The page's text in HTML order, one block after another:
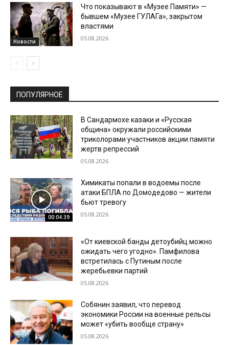
Новости
Что показывают в «Музее Памяти» —
бывшем «Музее ГУЛАГа», закрытом
властями
05.08.2026
ПОПУЛЯРНОЕ
В Сандармохе казаки и «Русская
община» окружали российскими
триколорами участников акции памяти
жертв репрессий
05.08.2026
00:04:39
Химикаты попали в водоемы после
атаки БПЛА по Домодедово — жители
бьют тревогу
05.08.2026
«От киевской банды детоубийц можно
ожидать чего угодно». Памфилова
встретилась с Путиным после
жеребьевки партий
05.08.2026
Собянин заявил, что перевод
экономики России на военные рельсы
может «убить вообще страну»
05.08.2026